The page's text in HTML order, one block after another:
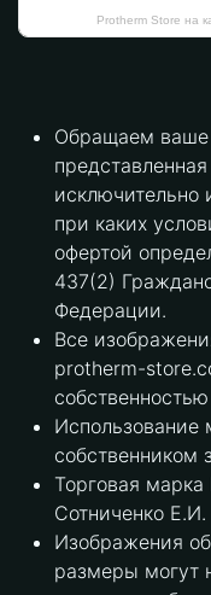
Protherm Store на
Обращаем ваше
исключительно
при каких
офертой
437(2)
Федерации.
Все
protherm-
Использование
собственником
Торговая
Сотниченко Е.И.
Изображения
размеры могут